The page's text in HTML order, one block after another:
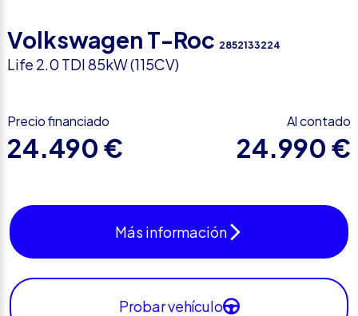
Volkswagen T-Roc 2852133224
Life 2.0 TDI 85kW (115CV)
Precio financiado
24.490 €
Al contado
24.990 €
Más información
Probar vehículo